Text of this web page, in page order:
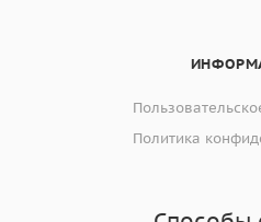
Политика